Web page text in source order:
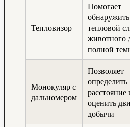
Тепловизор
Помогает
обнаружить
тепловой
животного
полной
Монокуляр с
дальномером
Позволяет
определить
расстояние
оценить
добычи